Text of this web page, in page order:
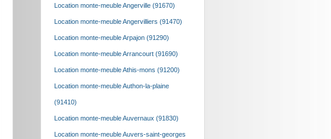
Location monte-meuble Angerville (91670)
Location monte-meuble Angervilliers (91470)
Location monte-meuble Arpajon (91290)
Location monte-meuble Arrancourt (91690)
Location monte-meuble Athis-mons (91200)
Location monte-meuble Authon-la-plaine
(91410)
Location monte-meuble Auvernaux (91830)
Location monte-meuble Auvers-saint-georges